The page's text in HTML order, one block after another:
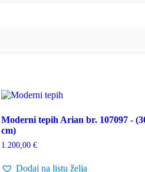
Moderni tepih Arian br. 107097 -
cm)
1.200,00 €
Dodaj na listu želja